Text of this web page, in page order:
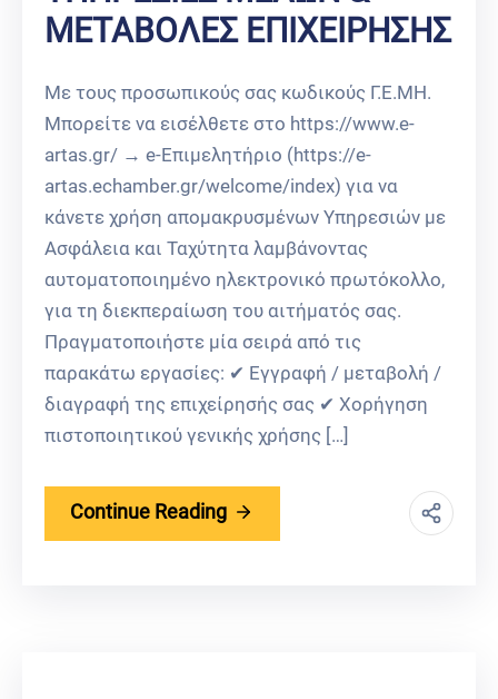
ΜΕΤΑΒΟΛΕΣ ΕΠΙΧΕΙΡΗΣΗΣ
Mε τους προσωπικούς σας κωδικούς Γ.Ε.ΜΗ.
Μπορείτε να εισέλθετε στο https://www.e-
artas.gr/ → e-Επιμελητήριο (https://e-
artas.echamber.gr/welcome/index) για να
κάνετε χρήση απομακρυσμένων Υπηρεσιών με
Ασφάλεια και Ταχύτητα λαμβάνοντας
αυτοματοποιημένο ηλεκτρονικό πρωτόκολλο,
για τη διεκπεραίωση του αιτήματός σας.
Πραγματοποιήστε μία σειρά από τις
παρακάτω εργασίες: ✔ Εγγραφή / μεταβολή /
διαγραφή της επιχείρησής σας ✔ Χορήγηση
πιστοποιητικού γενικής χρήσης […]
Continue Reading